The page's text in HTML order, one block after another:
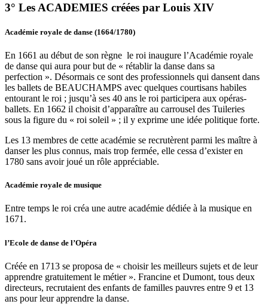
3° Les ACADEMIES créées par Louis XIV
Académie royale de danse (1664/1780)
En 1661 au début de son règne le roi inaugure l’Académie royale
de danse qui aura pour but de « rétablir la danse dans sa
perfection ». Désormais ce sont des professionnels qui dansent dans
les ballets de BEAUCHAMPS avec quelques courtisans habiles
entourant le roi ; jusqu’à ses 40 ans le roi participera aux opéras-
ballets. En 1662 il choisit d’apparaître au carrousel des Tuileries
sous la figure du « roi soleil » ; il y exprime une idée politique forte.
Les 13 membres de cette académie se recrutèrent parmi les maître à
danser les plus connus, mais trop fermée, elle cessa d’exister en
1780 sans avoir joué un rôle appréciable.
Académie royale de musique
Entre temps le roi créa une autre académie dédiée à la musique en
1671.
l’Ecole de danse de l’Opéra
Créée en 1713 se proposa de « choisir les meilleurs sujets et de leur
apprendre gratuitement le métier ». Francine et Dumont, tous deux
directeurs, recrutaient des enfants de familles pauvres entre 9 et 13
ans pour leur apprendre la danse.